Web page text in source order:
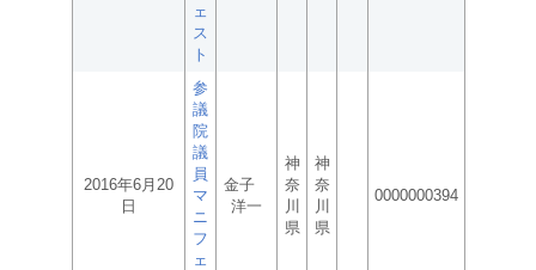
ェ
ス
ト
2016年6月20
日
参
議
院
議
員
マ
ニ
フ
ェ
金子
洋一
神
奈
川
県
神
奈
川
県
0000000394